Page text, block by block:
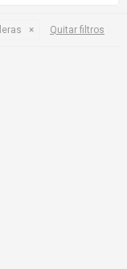
Quitar filtros